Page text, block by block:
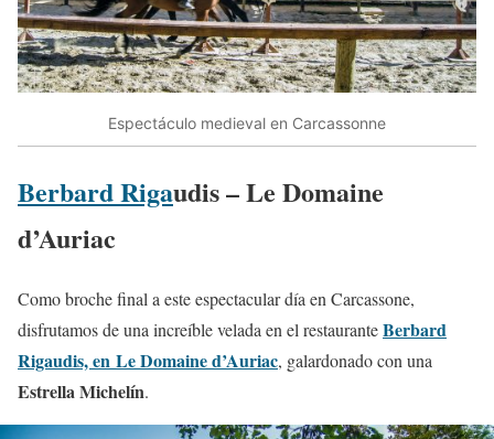
Espectáculo medieval en Carcassonne
Berbard Rigaudis – Le Domaine
d’Auriac
Como broche final a este espectacular día en Carcassone,
disfrutamos de una increíble velada en el restauranteBerbard
Rigaudis, en Le Domaine d’Auriac, galardonado con una
Estrella Michelín.